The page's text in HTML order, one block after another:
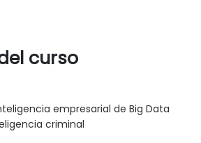
curso
empresarial de Big Data
criminal